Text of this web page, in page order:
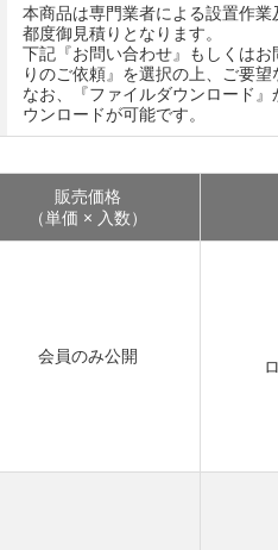
本商品は専門業者による設置作業
都度御見積りとなります。
下記『お問い合わせ』もしくは
りのご依頼』を選択の上、ご要望
なお、『ファイルダウンロード
ウンロードが可能です。
販売価格
（単価 × 入数）
会員のみ公開